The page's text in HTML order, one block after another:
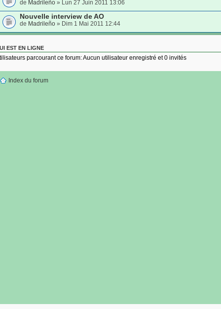
de Madrileño » Lun 27 Juin 2011 13:06
Nouvelle interview de AO
de Madrileño » Dim 1 Mai 2011 12:44
EST EN LIGNE
parcourant ce forum: Aucun utilisateur enregistré et 0 invités
Index du forum